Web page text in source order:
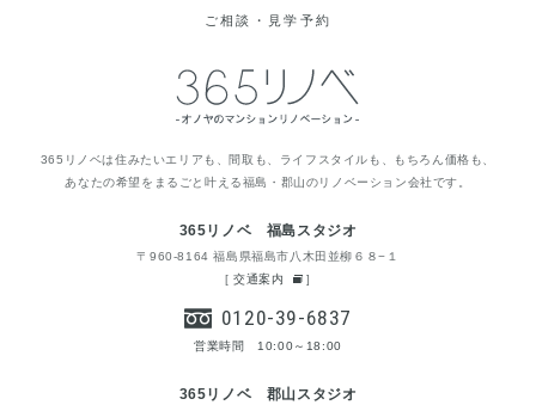
ご相談・見学予約
365リノベは住みたいエリアも、間取も、ライフスタイルも、もちろん価格も、
あなたの希望をまるごと叶える福島・郡山のリノベーション会社です。
365リノベ 福島スタジオ
〒960-8164 福島県福島市八木田並柳６８−１
[交通案内 ]
0120-39-6837
営業時間 10:00～18:00
365リノベ 郡山スタジオ